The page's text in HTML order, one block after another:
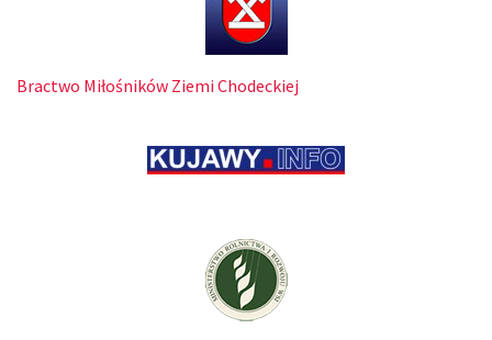
Bractwo Miłośników Ziemi Chodeckiej